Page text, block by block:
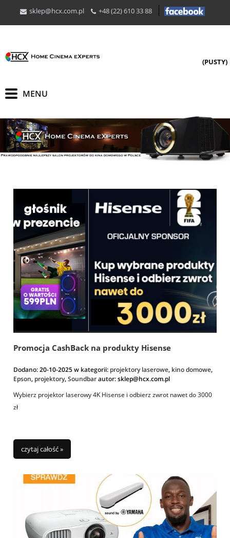
sklep@hcx.com.pl +48 (22) 610 33 88
(PUSTY)
Promocja CashBack na produkty Hisense
Dodano:20-10-2025w kategorii: projektory laserowe, kino domowe,
Epson, projektory,Soundbarautor:sklep@hcx.com.pl
Wybierz projektor laserowy 4K Hisense i odbierz zwrot nawet do 3000
zł
czytaj całość »